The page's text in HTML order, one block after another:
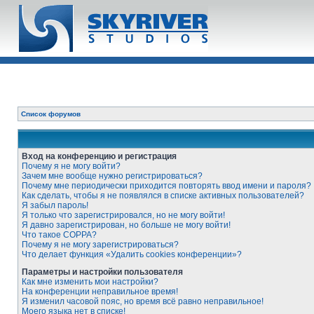
Список форумов
Вход на конференцию и регистрация
Почему я не могу войти?
Зачем мне вообще нужно регистрироваться?
Почему мне периодически приходится повторять ввод имени и пароля?
Как сделать, чтобы я не появлялся в списке активных пользователей?
Я забыл пароль!
Я только что зарегистрировался, но не могу войти!
Я давно зарегистрирован, но больше не могу войти!
Что такое COPPA?
Почему я не могу зарегистрироваться?
Что делает функция «Удалить cookies конференции»?
Параметры и настройки пользователя
Как мне изменить мои настройки?
На конференции неправильное время!
Я изменил часовой пояс, но время всё равно неправильное!
Моего языка нет в списке!